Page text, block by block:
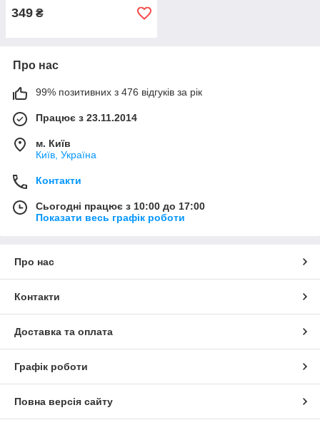
349 ₴
Про нас
99% позитивних з 476 відгуків за рік
Працює з 23.11.2014
м. Київ
Київ, Україна
Контакти
Сьогодні працює з 10:00 до 17:00
Показати весь графік роботи
Про нас
Контакти
Доставка та оплата
Графік роботи
Повна версія сайту